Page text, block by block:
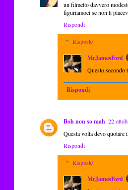
un filmetto davvero
figuriamoci se non ti
Rispondi
Risposte
MrJamesFord
Questo secondo
Rispondi
Boh non so mah 22
Questa volta devo quotare
Rispondi
Risposte
MrJamesFord